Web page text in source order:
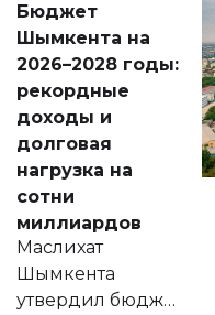
народу
Венесуэлы.
Бюджет
Шымкента на
2026–2028 годы:
рекордные
доходы и
долговая
нагрузка на
сотни
миллиардов
Маслихат
Шымкента
утвердил бюджет